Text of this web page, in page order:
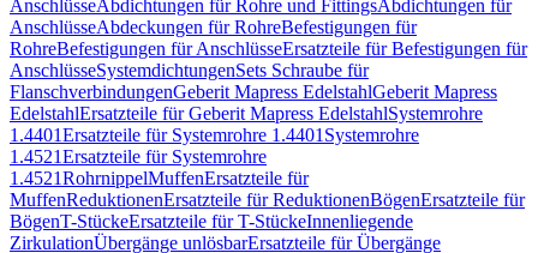
AnschlüsseAbdichtungen für Rohre und FittingsAbdichtungen für
AnschlüsseAbdeckungen für RohreBefestigungen für
RohreBefestigungen für AnschlüsseErsatzteile für Befestigungen für
AnschlüsseSystemdichtungenSets Schraube für
FlanschverbindungenGeberit Mapress EdelstahlGeberit Mapress
EdelstahlErsatzteile für Geberit Mapress EdelstahlSystemrohre
1.4401Ersatzteile für Systemrohre 1.4401 Systemrohre
1.4521Ersatzteile für Systemrohre
1.4521RohrnippelMuffenErsatzteile für
MuffenReduktionenErsatzteile für ReduktionenBögenErsatzteile für
BögenT-StückeErsatzteile für T-StückeInnenliegende
ZirkulationÜbergänge unlösbarErsatzteile für Übergänge